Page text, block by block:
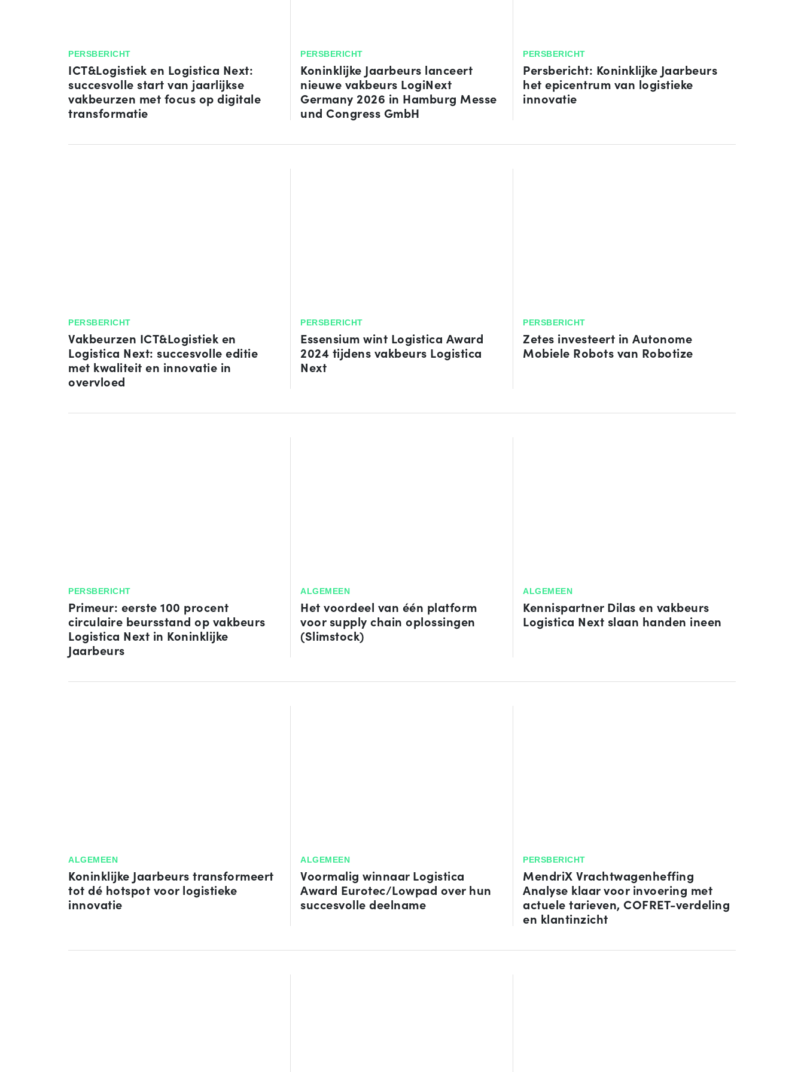
PERSBERICHT
ICT&Logistiek en Logistica Next:
succesvolle start van jaarlijkse
vakbeurzen met focus op digitale
transformatie
PERSBERICHT
Koninklijke Jaarbeurs lanceert
nieuwe vakbeurs LogiNext
Germany 2026 in Hamburg Messe
und Congress GmbH
PERSBERICHT
Persbericht: Koninklijke Jaarbeurs
het epicentrum van logistieke
innovatie
PERSBERICHT
Vakbeurzen ICT&Logistiek en
Logistica Next: succesvolle editie
met kwaliteit en innovatie in
overvloed
PERSBERICHT
Essensium wint Logistica Award
2024 tijdens vakbeurs Logistica
Next
PERSBERICHT
Zetes investeert in Autonome
Mobiele Robots van Robotize
PERSBERICHT
Primeur: eerste 100 procent
circulaire beursstand op vakbeurs
Logistica Next in Koninklijke
Jaarbeurs
ALGEMEEN
Het voordeel van één platform
voor supply chain oplossingen
(Slimstock)
ALGEMEEN
Ken­nis­part­ner Dilas en vakbeurs
Logistica Next slaan handen ineen
ALGEMEEN
Koninklijke Jaarbeurs transformeert
tot dé hotspot voor logistieke
innovatie
ALGEMEEN
Voormalig winnaar Logistica
Award Eurotec/Lowpad over hun
succesvolle deelname
PERSBERICHT
MendriX Vrachtwagenheffing
Analyse klaar voor invoering met
actuele tarieven, COFRET-verdeling
en klantinzicht